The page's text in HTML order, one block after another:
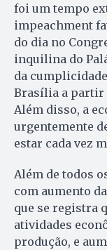
foi um tempo
impeachment
do dia no
inquilina do
da
Brasília a partir
Além disso, a
urgentemente
estar cada vez
Além de todos
com aumento
que se registra
atividades
produção, e